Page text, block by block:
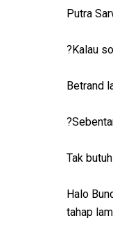
Putra
?Kalau
Betrand
Tak
Halo
tahap